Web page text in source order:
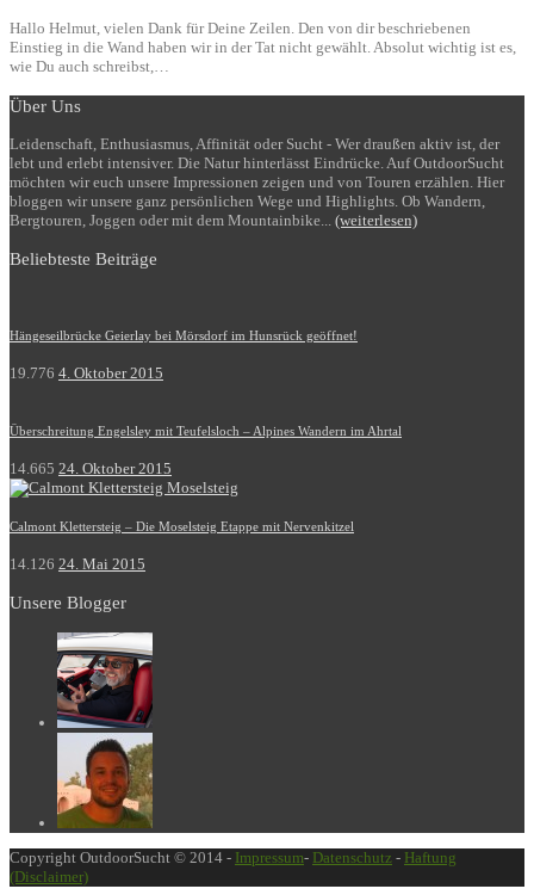
Hallo Helmut, vielen Dank für Deine Zeilen. Den von dir beschriebenen
Einstieg in die Wand haben wir in der Tat nicht gewählt. Absolut wichtig ist es,
wie Du auch schreibst,…
Über Uns
Leidenschaft, Enthusiasmus, Affinität oder Sucht - Wer draußen aktiv ist, der
lebt und erlebt intensiver. Die Natur hinterlässt Eindrücke. Auf OutdoorSucht
möchten wir euch unsere Impressionen zeigen und von Touren erzählen. Hier
bloggen wir unsere ganz persönlichen Wege und Highlights. Ob Wandern,
Bergtouren, Joggen oder mit dem Mountainbike... (weiterlesen)
Beliebteste Beiträge
Hängeseilbrücke Geierlay bei Mörsdorf im Hunsrück geöffnet!
19.776 4. Oktober 2015
Überschreitung Engelsley mit Teufelsloch – Alpines Wandern im Ahrtal
14.665 24. Oktober 2015
Calmont Klettersteig – Die Moselsteig Etappe mit Nervenkitzel
14.126 24. Mai 2015
Unsere Blogger
Copyright OutdoorSucht © 2014 - Impressum- Datenschutz - Haftung
(Disclaimer)